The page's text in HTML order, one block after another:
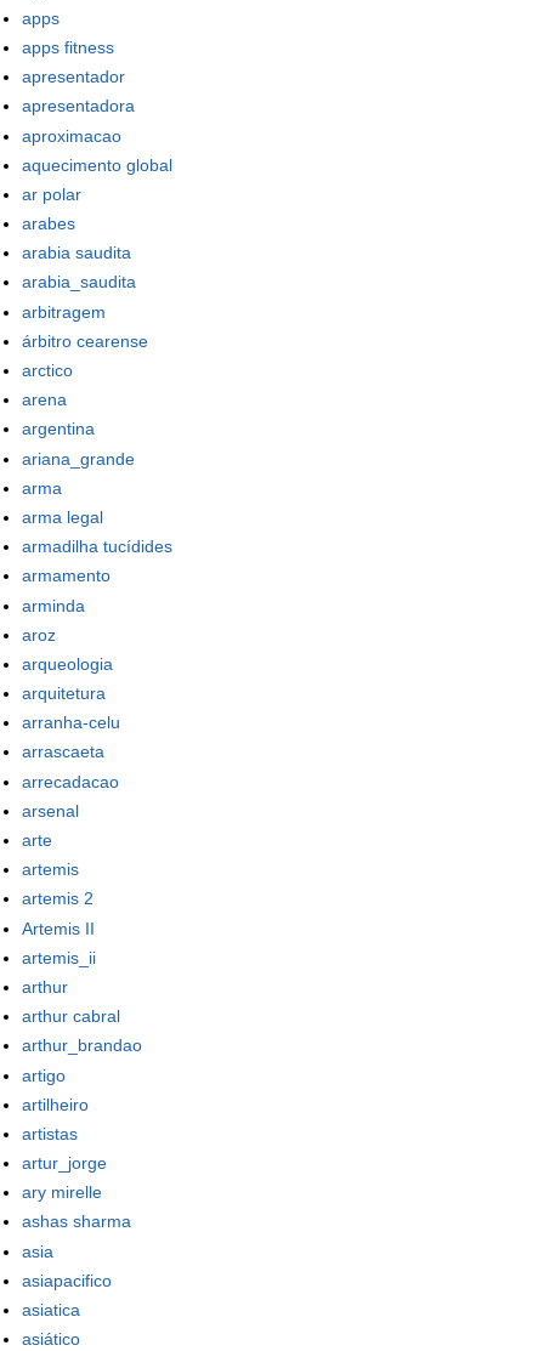
apps
apps fitness
apresentador
apresentadora
aproximacao
aquecimento global
ar polar
arabes
arabia saudita
arabia_saudita
arbitragem
árbitro cearense
arctico
arena
argentina
ariana_grande
arma
arma legal
armadilha tucídides
armamento
arminda
aroz
arqueologia
arquitetura
arranha-celu
arrascaeta
arrecadacao
arsenal
arte
artemis
artemis 2
Artemis II
artemis_ii
arthur
arthur cabral
arthur_brandao
artigo
artilheiro
artistas
artur_jorge
ary mirelle
ashas sharma
asia
asiapacifico
asiatica
asiático